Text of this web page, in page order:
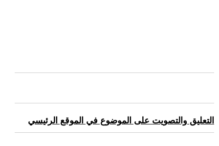
التعليق والتصويت على الموضوع في الموقع الرئيسي